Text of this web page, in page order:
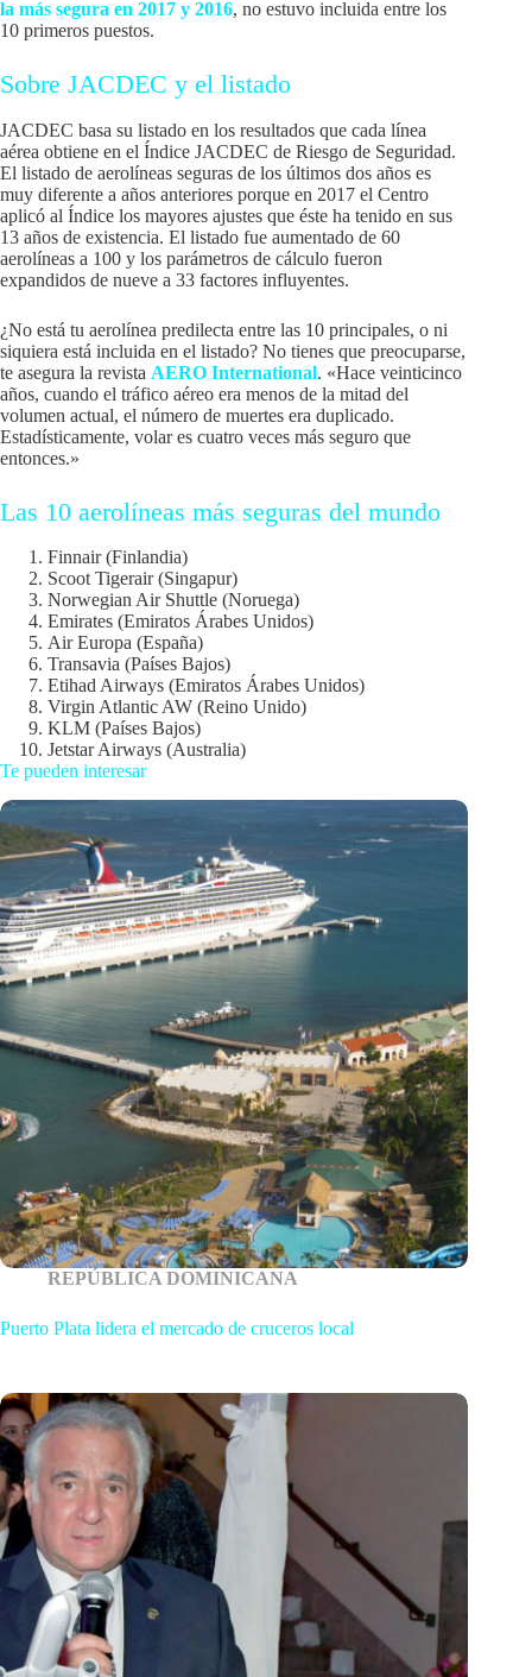
la más segura en 2017 y 2016, no estuvo incluida entre los
10 primeros puestos.
Sobre JACDEC y el listado
JACDEC basa su listado en los resultados que cada línea
aérea obtiene en el Índice JACDEC de Riesgo de Seguridad.
El listado de aerolíneas seguras de los últimos dos años es
muy diferente a años anteriores porque en 2017 el Centro
aplicó al Índice los mayores ajustes que éste ha tenido en sus
13 años de existencia. El listado fue aumentado de 60
aerolíneas a 100 y los parámetros de cálculo fueron
expandidos de nueve a 33 factores influyentes.
¿No está tu aerolínea predilecta entre las 10 principales, o ni
siquiera está incluida en el listado? No tienes que preocuparse,
te asegura la revista AERO International. «Hace veinticinco
años, cuando el tráfico aéreo era menos de la mitad del
volumen actual, el número de muertes era duplicado.
Estadísticamente, volar es cuatro veces más seguro que
entonces.»
Las 10 aerolíneas más seguras del mundo
Finnair (Finlandia)
Scoot Tigerair (Singapur)
Norwegian Air Shuttle (Noruega)
Emirates (Emiratos Árabes Unidos)
Air Europa (España)
Transavia (Países Bajos)
Etihad Airways (Emiratos Árabes Unidos)
Virgin Atlantic AW (Reino Unido)
KLM (Países Bajos)
Jetstar Airways (Australia)
Te pueden interesar
REPÚBLICA DOMINICANA
Puerto Plata lidera el mercado de cruceros local